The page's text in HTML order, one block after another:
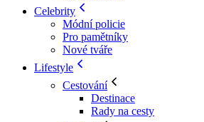
Celebrity
Módní policie
Pro pamětníky
Nové tváře
Lifestyle
Cestování
Destinace
Rady na cesty